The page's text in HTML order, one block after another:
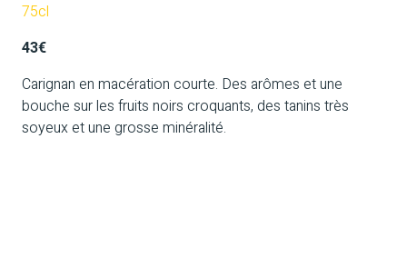
75cl
43€
Carignan en macération courte. Des arômes et une
bouche sur les fruits noirs croquants, des tanins très
soyeux et une grosse minéralité.